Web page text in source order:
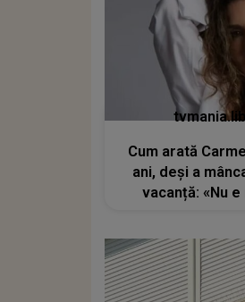
Cum arată
ani, deși a
vacanță: «Nu e